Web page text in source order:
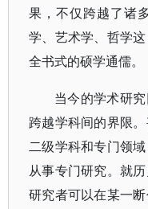
果，不仅跨越了诸
学、艺术学、哲学
全书式的硕学通儒。
当今的学术研
跨越学科间的界限
二级学科和专门领
从事专门研究。就
研究者可以在某一